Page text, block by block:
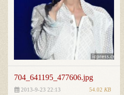
704_641195_477606.jpg
2013-9-23 22:13 54.02 KB